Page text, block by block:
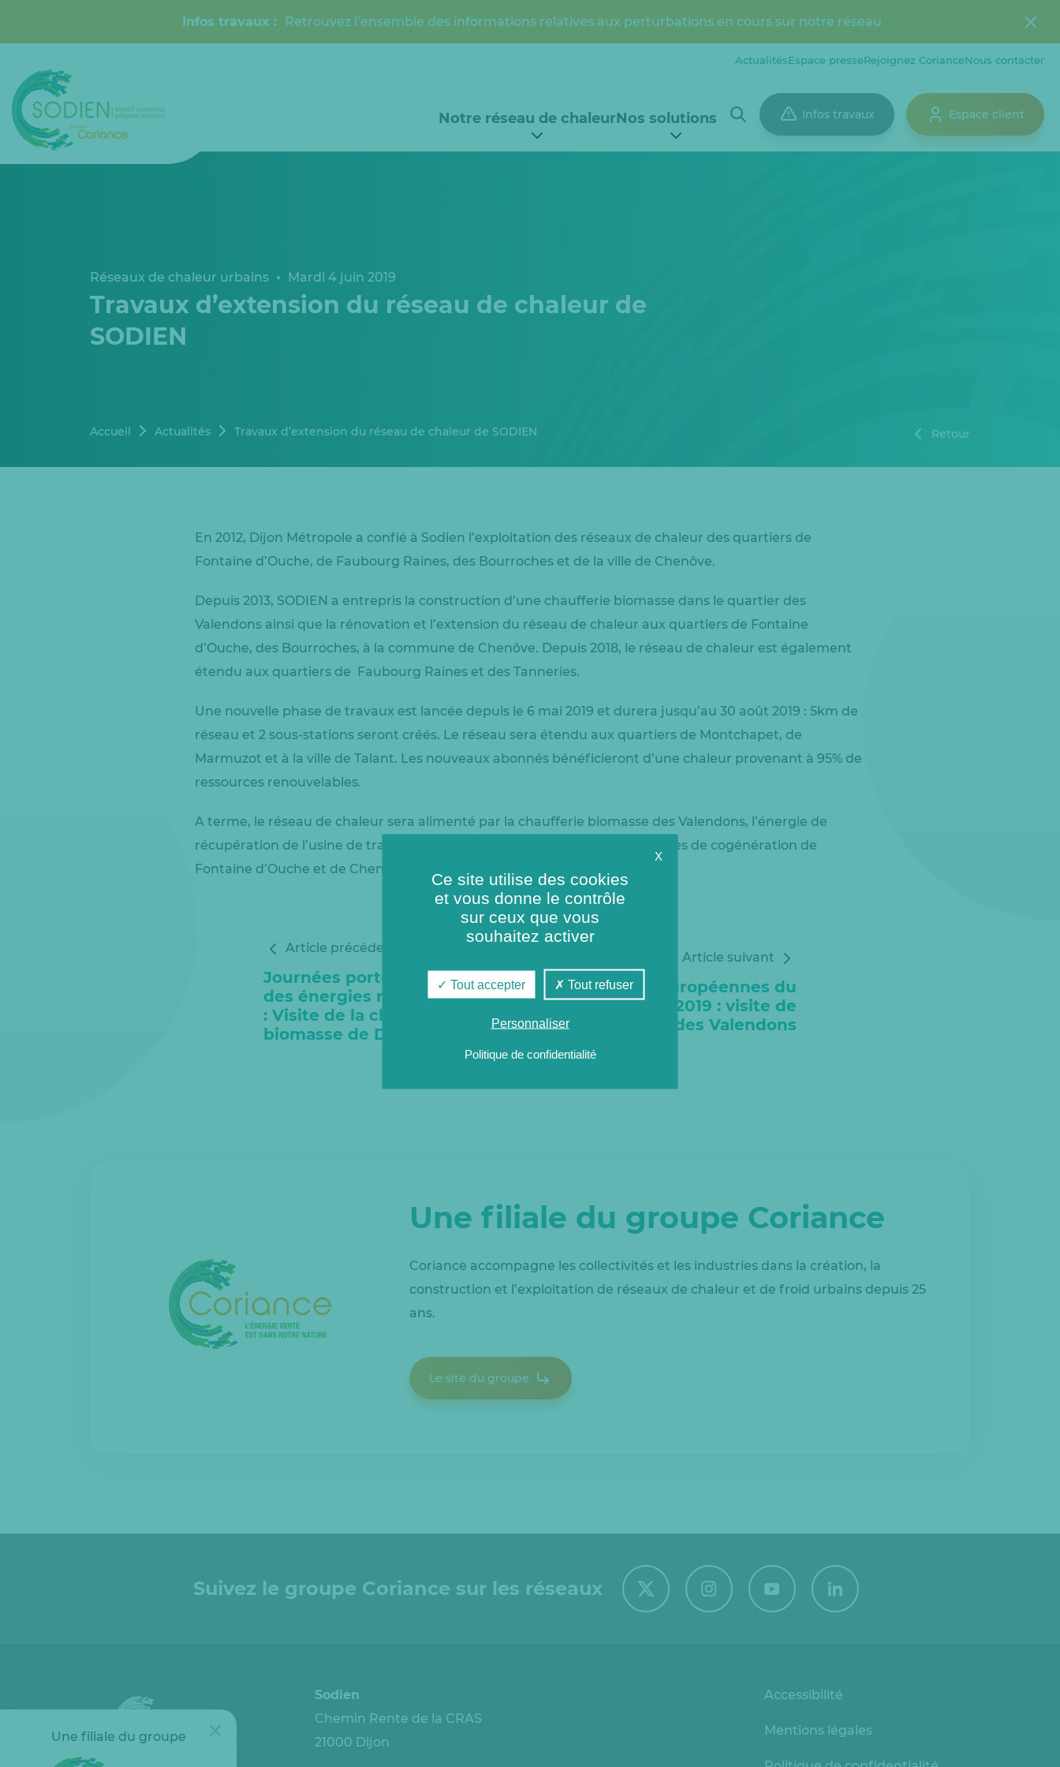
Infos travaux : Retrouvez l’ensemble des informations relatives aux perturbations en cours sur notre réseau
ActualitésEspace presseRejoignez CorianceNous contacter
Notre réseau de chaleurNos solutions Infos travaux Espace client
Réseaux de chaleur urbains Mardi 4 juin 2019
Travaux d’extension du réseau de chaleur de
SODIEN
Accueil Actualités Travaux d’extension du réseau de chaleur de SODIEN Retour
En 2012, Dijon Métropole a confié à Sodien l’exploitation des réseaux de chaleur des quartiers de
Fontaine d’Ouche, de Faubourg Raines, des Bourroches et de la ville de Chenôve.
Depuis 2013, SODIEN a entrepris la construction d’une chaufferie biomasse dans le quartier des
Valendons ainsi que la rénovation et l’extension du réseau de chaleur aux quartiers de Fontaine
d’Ouche, des Bourroches, à la commune de Chenôve. Depuis 2018, le réseau de chaleur est également
étendu aux quartiers de Faubourg Raines et des Tanneries.
Une nouvelle phase de travaux est lancée depuis le 6 mai 2019 et durera jusqu’au 30 août 2019 : 5km de
réseau et 2 sous-stations seront créés. Le réseau sera étendu aux quartiers de Montchapet, de
Marmuzot et à la ville de Talant. Les nouveaux abonnés bénéficieront d’une chaleur provenant à 95% de
ressources renouvelables.
A terme, le réseau de chaleur sera alimenté par la chaufferie biomasse des Valendons, l’énergie de
récupération de l’usine de traitement des déchets ainsi que par les centrales de cogénération de
Fontaine d’Ouche et de Chenôve.
Article précédent
Journées portes ouvertes
des énergies renouvelables
: Visite de la chaufferie
biomasse de Dijon
Article suivant
Journées Européennes du
Patrimoine 2019 : visite de
la chaufferie des Valendons
Une filiale du groupe Coriance
Coriance accompagne les collectivités et les industries dans la création, la
construction et l’exploitation de réseaux de chaleur et de froid urbains depuis 25
ans.
Le site du groupe
Suivez le groupe Coriance sur les réseaux
Sodien
Chemin Rente de la CRAS
21000 Dijon
Accessibilité
Mentions légales
Une filiale du groupe
X
Ce site utilise des cookies
et vous donne le contrôle
sur ceux que vous
souhaitez activer
Tout accepter Tout refuser
Personnaliser
Politique de confidentialité